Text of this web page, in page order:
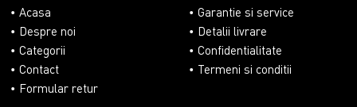
Acasa
Despre noi
Categorii
Contact
Formular retur
Garantie si service
Detalii livrare
Confidentialitate
Termeni si conditii